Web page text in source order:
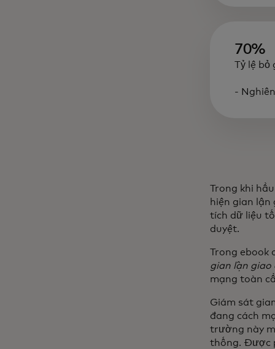
70%
Tỷ lệ bỏ
-
Trong khi
hiện gian lận
tích dữ liệu
duyệt.
Trong ebook
gian lận giao
mạng toàn
Giám sát
đang cách
trường này
thống. Được